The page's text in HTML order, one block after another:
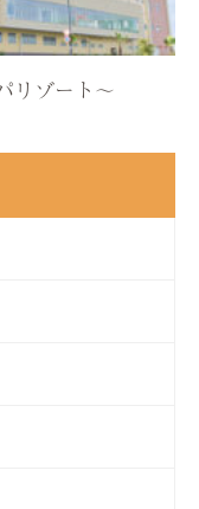
リゾート〜